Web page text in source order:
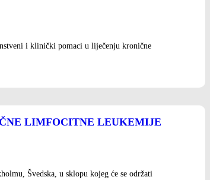
i klinički pomaci u liječenju kronične
LIMFOCITNE LEUKEMIJE
Švedska, u sklopu kojeg će se održati